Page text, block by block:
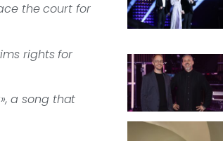
the court for
rights for
a song that